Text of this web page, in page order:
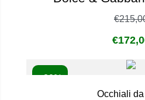
€
€
- 20%
Occhiali